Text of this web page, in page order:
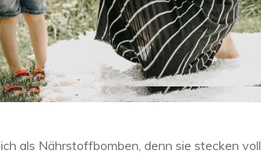
als Nährstoffbomben, denn sie stecken